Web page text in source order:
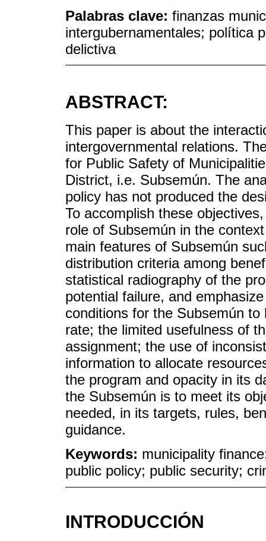
Palabras clave: finanzas
intergubernamentales; política
delictiva
ABSTRACT:
This paper is about the
intergovernmental relations.
for Public Safety of
District, i.e. Subsemún. The
policy has not produced the
To accomplish these
role of Subsemún in the
main features of Subsemún
distribution criteria among
statistical radiography of the
potential failure, and
conditions for the Subsemún
rate; the limited usefulness of
assignment; the use of
information to allocate
the program and opacity in its
the Subsemún is to meet its
needed, in its targets, rules,
guidance.
Keywords: municipality
public policy; public security;
INTRODUCCIÓN